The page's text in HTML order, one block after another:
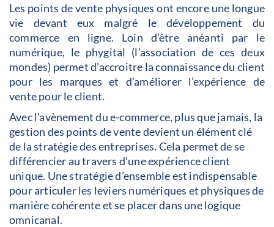
Les points de vente physiques ont encore une longue
vie devant eux malgré le développement du
commerce en ligne. Loin d’être anéanti par le
numérique, le phygital (l’association de ces deux
mondes) permet d’accroitre la connaissance du client
pour les marques et d’améliorer l’expérience de
vente pour le client.
Avec l’avènement du e-commerce, plus que jamais, la
gestion des points de vente devient un élément clé
de la stratégie des entreprises. Cela permet de se
différencier au travers d’une expérience client
unique. Une stratégie d’ensemble est indispensable
pour articuler les leviers numériques et physiques de
manière cohérente et se placer dans une logique
omnicanal.